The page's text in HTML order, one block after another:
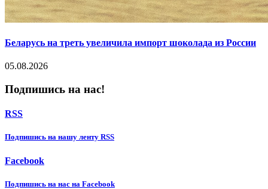
Беларусь на треть увеличила импорт шоколада из России
05.08.2026
Подпишись на нас!
RSS
Подпишиcь на нашу ленту RSS
Facebook
Подпишиcь на нас на Facebook